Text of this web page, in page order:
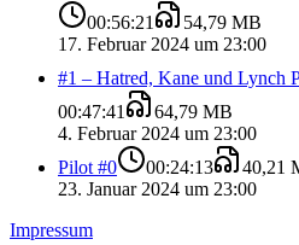
00:56:21
54,79 MB
17. Februar 2024 um 23:00
#1 – Hatred, Kane und Lynch
00:47:41
64,79 MB
4. Februar 2024 um 23:00
Pilot #0
00:24:13
40,21
23. Januar 2024 um 23:00
Impressum